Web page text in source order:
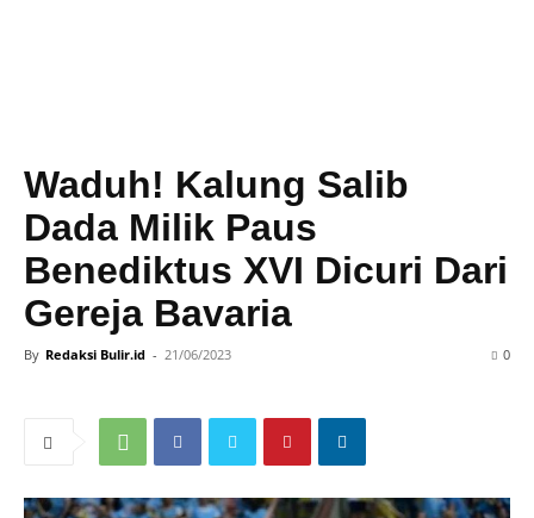
Waduh! Kalung Salib
Dada Milik Paus
Benediktus XVI Dicuri Dari
Gereja Bavaria
By Redaksi Bulir.id - 21/06/2023 0